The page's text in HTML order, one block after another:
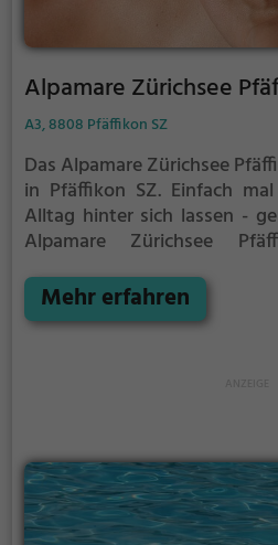
Alpamare Zürichsee
A3, 8808 Pfäffikon SZ
Das Alpamare Zürichsee
in Pfäffikon SZ. Einfach
Alltag hinter sich lassen -
Alpamare Zürichsee
du dich bei angenehmer
deine Akkus wieder
Mehr erfahren